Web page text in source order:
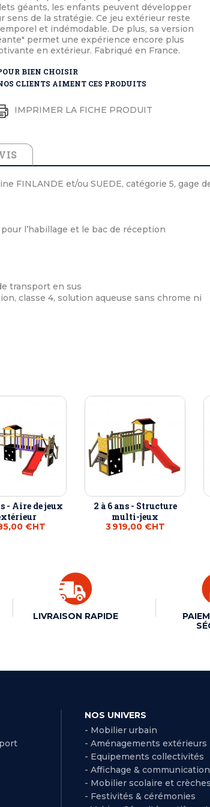
géants, les enfants peuvent développer
sens de la stratégie. Ce jeu extérieur reste
et indémodable. De plus, sa version
permet une expérience encore plus
en extérieur. Fabriqué en France.
BIEN CHOISIR
CLIENTS AIMENT CES PRODUITS
IMPRIMER LA FICHE PRODUIT
FINLANDE et/ou SUEDE, catégorie 5, gage
l’habillage et le bac de réception
transport en sus
classe 4, solution aqueuse sans chrome ni
- Aire de jeux
€HT
2 à 6 ans - Structure
multi-jeux
3 919,00 €HT
LIVRAISON RAPIDE
NOS UNIVERS
- Mobilier urbain
- Aménagements extérieurs
- Equipements collectivités
- Affichage & communication
- Mobilier scolaire et
- Festivités & cérémonies